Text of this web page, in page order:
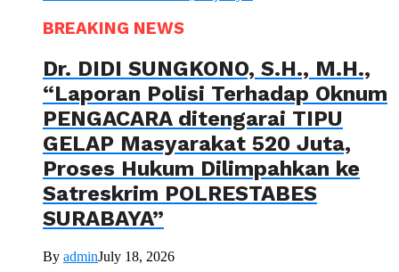
BREAKING NEWS
Dr. DIDI SUNGKONO, S.H., M.H.,
“Laporan Polisi Terhadap Oknum
PENGACARA ditengarai TIPU
GELAP Masyarakat 520 Juta,
Proses Hukum Dilimpahkan ke
Satreskrim POLRESTABES
SURABAYA”
By adminJuly 18, 2026